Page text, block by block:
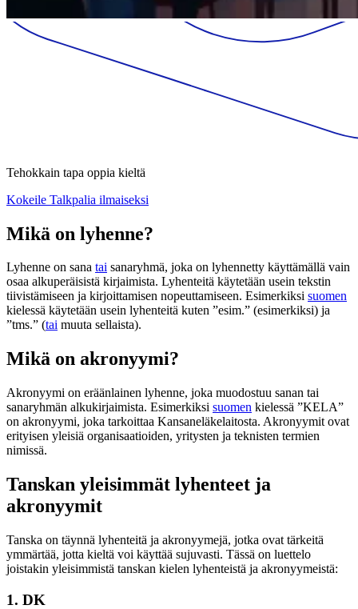
Tehokkain tapa oppia kieltä
Kokeile Talkpalia ilmaiseksi
Mikä on lyhenne?
Lyhenne on sana tai sanaryhmä, joka on lyhennetty käyttämällä vain
osaa alkuperäisistä kirjaimista. Lyhenteitä käytetään usein tekstin
tiivistämiseen ja kirjoittamisen nopeuttamiseen. Esimerkiksi suomen
kielessä käytetään usein lyhenteitä kuten ”esim.” (esimerkiksi) ja
”tms.” (tai muuta sellaista).
Mikä on akronyymi?
Akronyymi on eräänlainen lyhenne, joka muodostuu sanan tai
sanaryhmän alkukirjaimista. Esimerkiksi suomen kielessä ”KELA”
on akronyymi, joka tarkoittaa Kansaneläkelaitosta. Akronyymit ovat
erityisen yleisiä organisaatioiden, yritysten ja teknisten termien
nimissä.
Tanskan yleisimmät lyhenteet ja
akronyymit
Tanska on täynnä lyhenteitä ja akronyymejä, jotka ovat tärkeitä
ymmärtää, jotta kieltä voi käyttää sujuvasti. Tässä on luettelo
joistakin yleisimmistä tanskan kielen lyhenteistä ja akronyymeistä:
1. DK